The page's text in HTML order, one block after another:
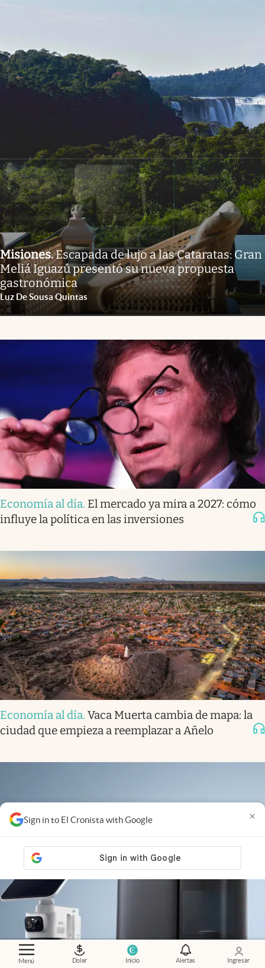
Menú Dolar Inicio Alertas Ingresar
Sign in to El Cronista with Google ×
Misiones.Escapada de lujo a las Cataratas: Gran
Meliá Iguazú presentó su nueva propuesta
gastronómica
Luz De Sousa Quintas
Economía al día. El mercado ya mira a 2027: cómo
influye la política en las inversiones
Economía al día. Vaca Muerta cambia de mapa: la
ciudad que empieza a reemplazar a Añelo